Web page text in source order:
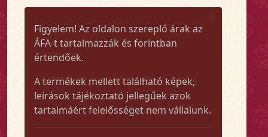
Figyelem! Az oldalon szereplő árak az
ÁFA-t tartalmazzák és forintban
értendőek.
A termékek mellett található képek,
leírások tájékoztató jellegűek azok
tartalmáért felelősséget nem vállalunk.